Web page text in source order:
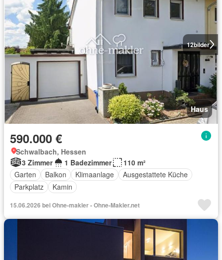
12bilder
Haus
590.000 €
Schwalbach, Hessen
3 Zimmer
1 Badezimmer
110 m²
Garten
Balkon Klimaanlage
Ausgestattete Küche
Parkplatz
Kamin
15.06.2026 bei Ohne-makler - Ohne-Makler.net